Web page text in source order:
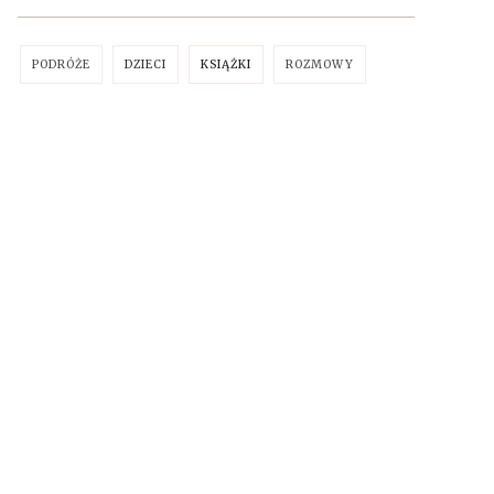
PODRÓŻE DZIECI KSIĄŻKI ROZMOWY